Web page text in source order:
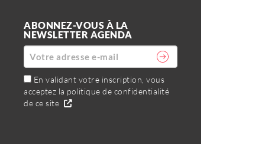
ABONNEZ-VOUS À LA
NEWSLETTER AGENDA
En validant votre inscription, vous
acceptez la politique de confidentialité
de ce site